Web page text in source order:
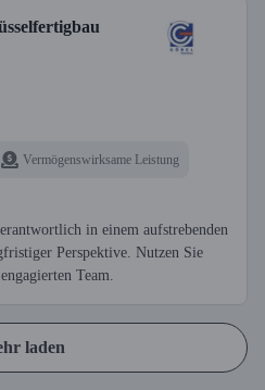
Vermögenswirksame Leistung
in einem aufstrebenden
Perspektive. Nutzen Sie
Team.
laden